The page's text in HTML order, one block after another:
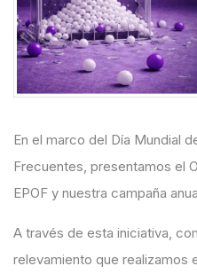
En el marco del Día Mundial
Frecuentes, presentamos el
EPOF y nuestra campaña
A través de esta iniciativa,
relevamiento que realizamos